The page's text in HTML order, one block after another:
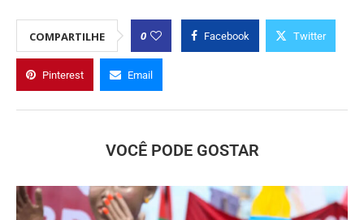
COMPARTILHE 0 Facebook Twitter
Pinterest Email
VOCÊ PODE GOSTAR